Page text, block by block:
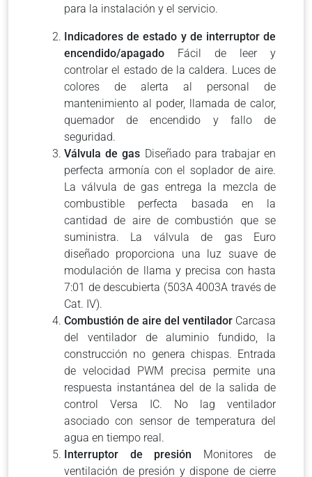
para la instalación y el servicio.
Indicadores de estado y de interruptor de
encendido/apagado Fácil de leer y
controlar el estado de la caldera. Luces de
colores de alerta al personal de
mantenimiento al poder, llamada de calor,
quemador de encendido y fallo de
seguridad.
Válvula de gas Diseñado para trabajar en
perfecta armonía con el soplador de aire.
La válvula de gas entrega la mezcla de
combustible perfecta basada en la
cantidad de aire de combustión que se
suministra. La válvula de gas Euro
diseñado proporciona una luz suave de
modulación de llama y precisa con hasta
7:01 de descubierta (503A 4003A través de
Cat. IV).
Combustión de aire del ventilador Carcasa
del ventilador de aluminio fundido, la
construcción no genera chispas. Entrada
de velocidad PWM precisa permite una
respuesta instantánea del de la salida de
control Versa IC. No lag ventilador
asociado con sensor de temperatura del
agua en tiempo real.
Interruptor de presión Monitores de
ventilación de presión y dispone de cierre